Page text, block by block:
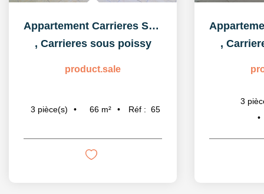
Appartement Carrieres Sous Poissy 3 pièce(s) 65.5 m2
, Carrieres sous poissy
product.sale
3 pièce(s) 66 m² Réf : 65
,
3